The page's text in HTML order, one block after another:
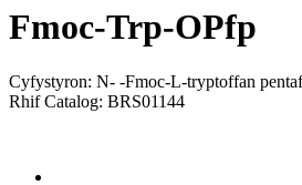
Fmoc-Trp-OPfp
Cyfystyron: N- -Fmoc-L-tryptoffan
Rhif Catalog: BRS01144